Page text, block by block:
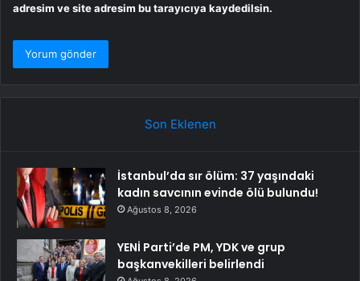
adresim ve site adresim bu tarayıcıya kaydedilsin.
Son Eklenen
İstanbul’da sır ölüm: 37 yaşındaki
kadın savcının evinde ölü bulundu!
Ağustos 8, 2026
YENİ Parti’de PM, YDK ve grup
başkanvekilleri belirlendi